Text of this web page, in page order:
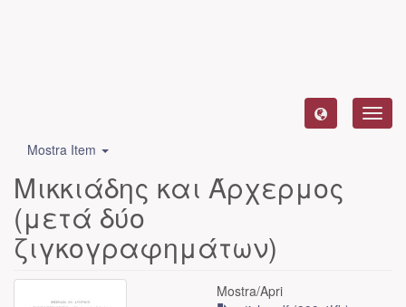
Mostra Item
Μικκιάδης και Άρχερμος
(μετά δύο
ζιγκογραφημάτων)
Mostra/Apri